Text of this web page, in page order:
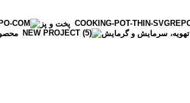
پخت و پز
تهویه، سرمایش و گرمایش